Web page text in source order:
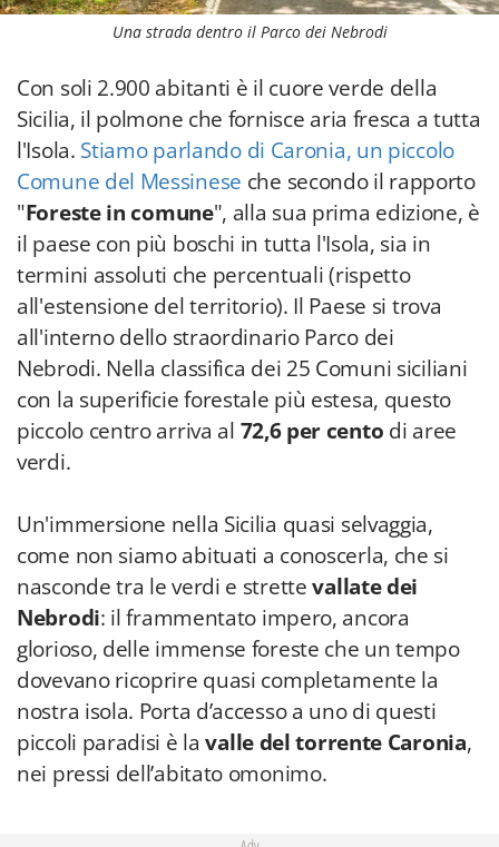
Una strada dentro il Parco dei Nebrodi
Con soli 2.900 abitanti è il cuore verde della
Sicilia, il polmone che fornisce aria fresca a tutta
l'Isola. Stiamo parlando di Caronia, un piccolo
Comune del Messinese che secondo il rapporto
"Foreste in comune", alla sua prima edizione, è
il paese con più boschi in tutta l'Isola, sia in
termini assoluti che percentuali (rispetto
all'estensione del territorio). Il Paese si trova
all'interno dello straordinario Parco dei
Nebrodi. Nella classifica dei 25 Comuni siciliani
con la superificie forestale più estesa, questo
piccolo centro arriva al 72,6 per cento di aree
verdi.
Un'immersione nella Sicilia quasi selvaggia,
come non siamo abituati a conoscerla, che si
nasconde tra le verdi e strettevallate dei
Nebrodi: il frammentato impero, ancora
glorioso, delle immense foreste che un tempo
dovevano ricoprire quasi completamente la
nostra isola. Porta d’accesso a uno di questi
piccoli paradisi è lavalle del torrente Caronia,
nei pressi dell’abitato omonimo.